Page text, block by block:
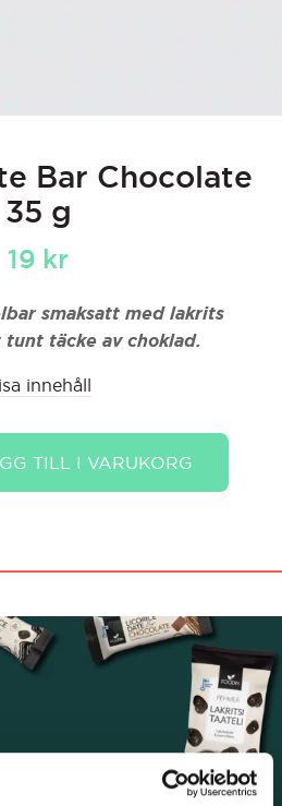
Bar Chocolate
35 g
19 kr
smaksatt med lakrits
täcke av choklad.
innehåll
TILL I VARUKORG